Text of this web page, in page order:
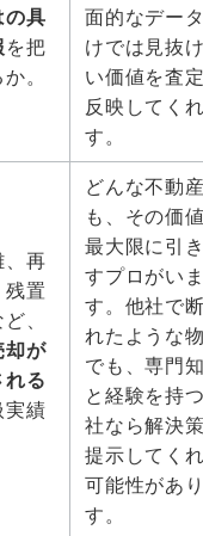
の具
を把
。
面的なデー
けでは見抜
い価値を査
反映してく
す。
、再
残置
、
却が
れる
実績
どんな不動
も、その価
最大限に引
すプロがい
す。他社で
れたような
でも、専門
と経験を持
社なら解決
提示してく
可能性があ
す。